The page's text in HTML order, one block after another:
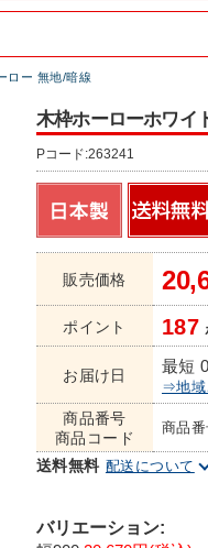
ロー 無地/暗線
木枠ホーローホワイ
Pコード:263241
販売価格
ポイント 187
お届け日 最短
⇒地域
商品番号
商品コード
商品
送料無料 配送について
バリエーション: